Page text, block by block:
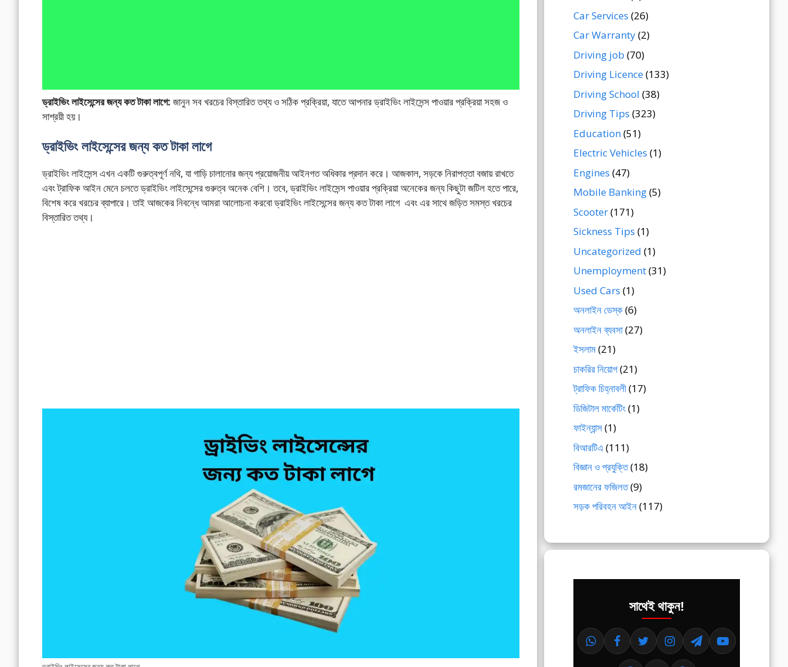
ড্রাইভিং লাইসেন্সের জন্য কত টাকা লাগে: জানুন সব খরচের বিস্তারিত তথ্য ও সঠিক প্রক্রিয়া, যাতে আপনার ড্রাইভিং লাইসেন্স পাওয়ার প্রক্রিয়া সহজ ও
সাশ্রয়ী হয়।
ড্রাইভিং লাইসেন্সের জন্য কত টাকা লাগে
ড্রাইভিং লাইসেন্স এখন একটি গুরুত্বপূর্ণ নথি, যা গাড়ি চালানোর জন্য প্রয়োজনীয় আইনগত অধিকার প্রদান করে। আজকাল, সড়কে নিরাপত্তা বজায় রাখতে
এবং ট্রাফিক আইন মেনে চলতে ড্রাইভিং লাইসেন্সের গুরুত্ব অনেক বেশি। তবে, ড্রাইভিং লাইসেন্স পাওয়ার প্রক্রিয়া অনেকের জন্য কিছুটা জটিল হতে পারে,
বিশেষ করে খরচের ব্যাপারে। তাই আজকের নিবন্ধে আমরা আলোচনা করবো ড্রাইভিং লাইসেন্সের জন্য কত টাকা লাগে এবং এর সাথে জড়িত সমস্ত খরচের
বিস্তারিত তথ্য।
Car Services (26)
Car Warranty(2)
Driving job (70)
Driving Licence(133)
Driving School (38)
Driving Tips (323)
Education(51)
Electric Vehicles (1)
Engines (47)
Mobile Banking(5)
Scooter(171)
Sickness Tips (1)
Uncategorized (1)
Unemployment(31)
Used Cars (1)
অনলাইন ডেস্ক(6)
অনলাইন ব্যবসা(27)
ইসলাম(21)
চাকরির নিয়োগ(21)
ট্রাফিক চিহ্নাবলী(17)
ডিজিটাল মার্কেটিং(1)
ফাইন্যান্স(1)
বিআরটিএ (111)
বিজ্ঞান ও প্রযুক্তি(18)
রমজানের ফজিলত(9)
সড়ক পরিবহন আইন(117)
সাথেই থাকুন!